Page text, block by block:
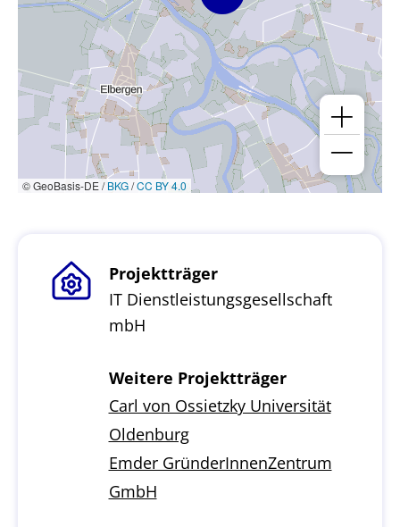
© GeoBasis-DE /BKG/CC BY 4.0
Projektträger
IT Dienstleistungsgesellschaft
mbH
Weitere Projektträger
Carl von Ossietzky Universität
Oldenburg
Emder GründerInnenZentrum
GmbH